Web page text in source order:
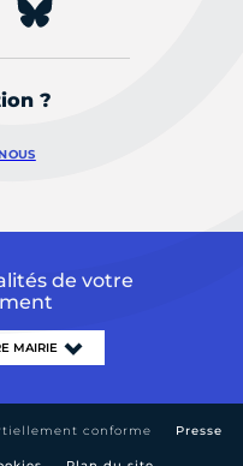
?
de votre
conforme Presse